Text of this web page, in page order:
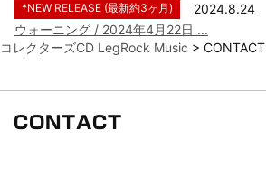
*NEW RELEASE (最新約3ヶ月)
2024.8.24
ウォーニング / 2024年4月22日 ...
*NEW RELEASE (最新約3ヶ月)
2024.6.24
リアム・ギャラガー / 2024年6月3...
コレクターズCD LegRock Music > CONTACT
CONTACT